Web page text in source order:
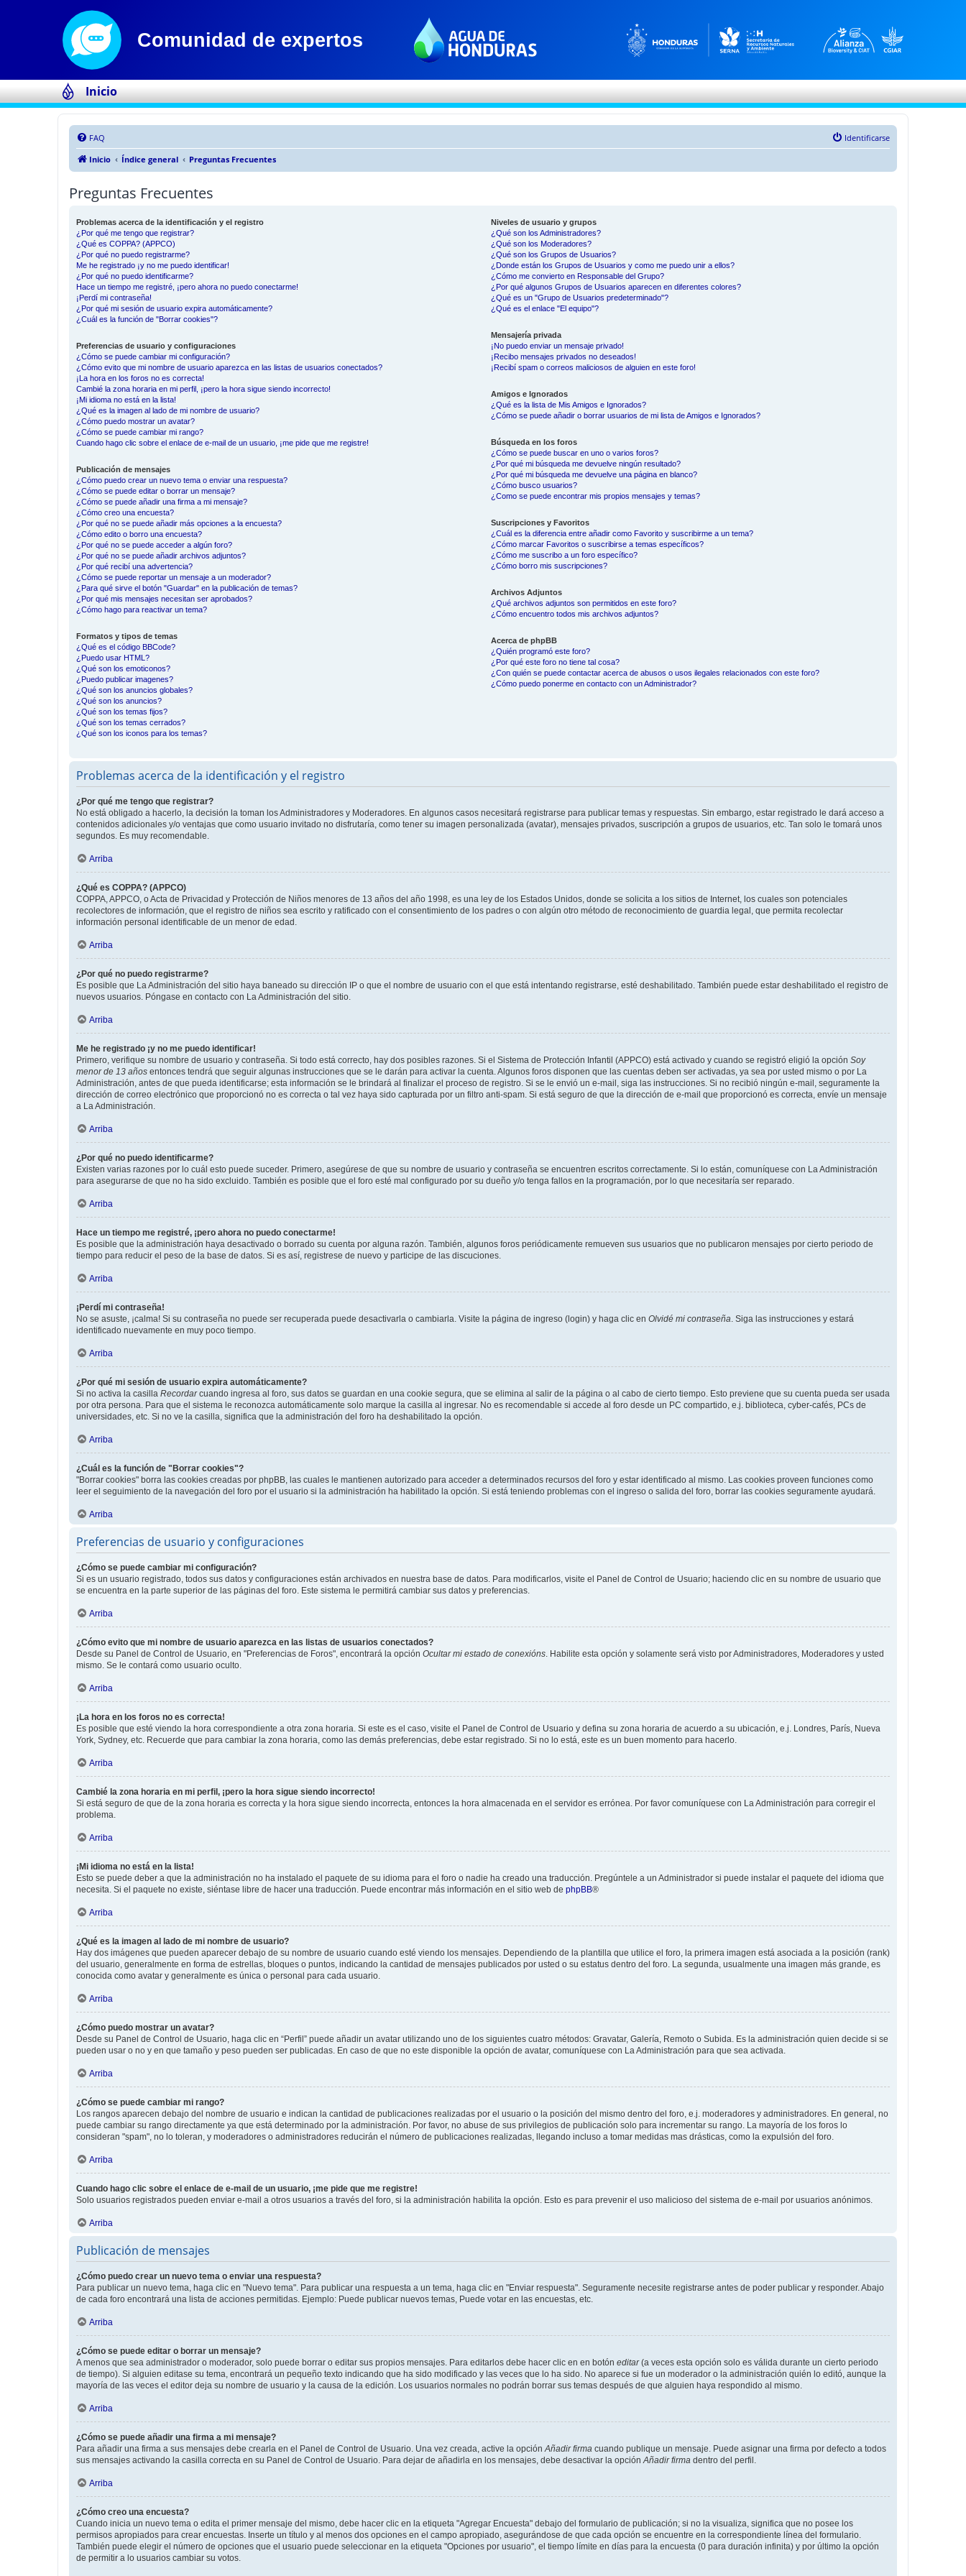
Inicio
FAQ
Identificarse
Inicio
Índice general Preguntas Frecuentes
Preguntas Frecuentes
Problemas acerca de la identificación y el registro
¿Por qué me tengo que registrar?
¿Qué es COPPA? (APPCO)
¿Por qué no puedo registrarme?
Me he registrado ¡y no me puedo identificar!
¿Por qué no puedo identificarme?
Hace un tiempo me registré, ¡pero ahora no puedo conectarme!
¡Perdí mi contraseña!
¿Por qué mi sesión de usuario expira automáticamente?
¿Cuál es la función de "Borrar cookies"?
Preferencias de usuario y configuraciones
¿Cómo se puede cambiar mi configuración?
¿Cómo evito que mi nombre de usuario aparezca en las listas de usuarios conectados?
¡La hora en los foros no es correcta!
Cambié la zona horaria en mi perfil, ¡pero la hora sigue siendo incorrecto!
¡Mi idioma no está en la lista!
¿Qué es la imagen al lado de mi nombre de usuario?
¿Cómo puedo mostrar un avatar?
¿Cómo se puede cambiar mi rango?
Cuando hago clic sobre el enlace de e-mail de un usuario, ¡me pide que me registre!
Publicación de mensajes
¿Cómo puedo crear un nuevo tema o enviar una respuesta?
¿Cómo se puede editar o borrar un mensaje?
¿Cómo se puede añadir una firma a mi mensaje?
¿Cómo creo una encuesta?
¿Por qué no se puede añadir más opciones a la encuesta?
¿Cómo edito o borro una encuesta?
¿Por qué no se puede acceder a algún foro?
¿Por qué no se puede añadir archivos adjuntos?
¿Por qué recibí una advertencia?
¿Cómo se puede reportar un mensaje a un moderador?
¿Para qué sirve el botón "Guardar" en la publicación de temas?
¿Por qué mis mensajes necesitan ser aprobados?
¿Cómo hago para reactivar un tema?
Formatos y tipos de temas
¿Qué es el código BBCode?
¿Puedo usar HTML?
¿Qué son los emoticonos?
¿Puedo publicar imagenes?
¿Qué son los anuncios globales?
¿Qué son los anuncios?
¿Qué son los temas fijos?
¿Qué son los temas cerrados?
¿Qué son los iconos para los temas?
Niveles de usuario y grupos
¿Qué son los Administradores?
¿Qué son los Moderadores?
¿Qué son los Grupos de Usuarios?
¿Donde están los Grupos de Usuarios y como me puedo unir a ellos?
¿Cómo me convierto en Responsable del Grupo?
¿Por qué algunos Grupos de Usuarios aparecen en diferentes colores?
¿Qué es un "Grupo de Usuarios predeterminado"?
¿Qué es el enlace "El equipo"?
Mensajería privada
¡No puedo enviar un mensaje privado!
¡Recibo mensajes privados no deseados!
¡Recibí spam o correos maliciosos de alguien en este foro!
Amigos e Ignorados
¿Qué es la lista de Mis Amigos e Ignorados?
¿Cómo se puede añadir o borrar usuarios de mi lista de Amigos e Ignorados?
Búsqueda en los foros
¿Cómo se puede buscar en uno o varios foros?
¿Por qué mi búsqueda me devuelve ningún resultado?
¿Por qué mi búsqueda me devuelve una página en blanco?
¿Cómo busco usuarios?
¿Como se puede encontrar mis propios mensajes y temas?
Suscripciones y Favoritos
¿Cuál es la diferencia entre añadir como Favorito y suscribirme a un tema?
¿Cómo marcar Favoritos o suscribirse a temas específicos?
¿Cómo me suscribo a un foro específico?
¿Cómo borro mis suscripciones?
Archivos Adjuntos
¿Qué archivos adjuntos son permitidos en este foro?
¿Cómo encuentro todos mis archivos adjuntos?
Acerca de phpBB
¿Quién programó este foro?
¿Por qué este foro no tiene tal cosa?
¿Con quién se puede contactar acerca de abusos o usos ilegales relacionados con este foro?
¿Cómo puedo ponerme en contacto con un Administrador?
Problemas acerca de la identificación y el registro
¿Por qué me tengo que registrar?
No está obligado a hacerlo, la decisión la toman los Administradores y Moderadores. En algunos casos necesitará registrarse para publicar temas y respuestas. Sin embargo, estar registrado le dará acceso a
contenidos adicionales y/o ventajas que como usuario invitado no disfrutaría, como tener su imagen personalizada (avatar), mensajes privados, suscripción a grupos de usuarios, etc. Tan solo le tomará unos
segundos. Es muy recomendable.
Arriba
¿Qué es COPPA? (APPCO)
COPPA, APPCO, o Acta de Privacidad y Protección de Niños menores de 13 años del año 1998, es una ley de los Estados Unidos, donde se solicita a los sitios de Internet, los cuales son potenciales
recolectores de información, que el registro de niños sea escrito y ratificado con el consentimiento de los padres o con algún otro método de reconocimiento de guardia legal, que permita recolectar
información personal identificable de un menor de edad.
Arriba
¿Por qué no puedo registrarme?
Es posible que La Administración del sitio haya baneado su dirección IP o que el nombre de usuario con el que está intentando registrarse, esté deshabilitado. También puede estar deshabilitado el registro de
nuevos usuarios. Póngase en contacto con La Administración del sitio.
Arriba
Me he registrado ¡y no me puedo identificar!
Primero, verifique su nombre de usuario y contraseña. Si todo está correcto, hay dos posibles razones. Si el Sistema de Protección Infantil (APPCO) está activado y cuando se registró eligió la opción Soy
menor de 13 años entonces tendrá que seguir algunas instrucciones que se le darán para activar la cuenta. Algunos foros disponen que las cuentas deben ser activadas, ya sea por usted mismo o por La
Administración, antes de que pueda identificarse; esta información se le brindará al finalizar el proceso de registro. Si se le envió un e-mail, siga las instrucciones. Si no recibió ningún e-mail, seguramente la
dirección de correo electrónico que proporcionó no es correcta o tal vez haya sido capturada por un filtro anti-spam. Si está seguro de que la dirección de e-mail que proporcionó es correcta, envíe un mensaje
a La Administración.
Arriba
¿Por qué no puedo identificarme?
Existen varias razones por lo cuál esto puede suceder. Primero, asegúrese de que su nombre de usuario y contraseña se encuentren escritos correctamente. Si lo están, comuníquese con La Administración
para asegurarse de que no ha sido excluido. También es posible que el foro esté mal configurado por su dueño y/o tenga fallos en la programación, por lo que necesitaría ser reparado.
Arriba
Hace un tiempo me registré, ¡pero ahora no puedo conectarme!
Es posible que la administración haya desactivado o borrado su cuenta por alguna razón. También, algunos foros periódicamente remueven sus usuarios que no publicaron mensajes por cierto periodo de
tiempo para reducir el peso de la base de datos. Si es así, registrese de nuevo y participe de las discuciones.
Arriba
¡Perdí mi contraseña!
No se asuste, ¡calma! Si su contraseña no puede ser recuperada puede desactivarla o cambiarla. Visite la página de ingreso (login) y haga clic en Olvidé mi contraseña. Siga las instrucciones y estará
identificado nuevamente en muy poco tiempo.
Arriba
¿Por qué mi sesión de usuario expira automáticamente?
Si no activa la casilla Recordarcuando ingresa al foro, sus datos se guardan en una cookie segura, que se elimina al salir de la página o al cabo de cierto tiempo. Esto previene que su cuenta pueda ser usada
por otra persona. Para que el sistema le reconozca automáticamente solo marque la casilla al ingresar. No es recomendable si accede al foro desde un PC compartido, e.j. biblioteca, cyber-cafés, PCs de
universidades, etc. Si no ve la casilla, significa que la administración del foro ha deshabilitado la opción.
Arriba
¿Cuál es la función de "Borrar cookies"?
"Borrar cookies" borra las cookies creadas por phpBB, las cuales le mantienen autorizado para acceder a determinados recursos del foro y estar identificado al mismo. Las cookies proveen funciones como
leer el seguimiento de la navegación del foro por el usuario si la administración ha habilitado la opción. Si está teniendo problemas con el ingreso o salida del foro, borrar las cookies seguramente ayudará.
Arriba
Preferencias de usuario y configuraciones
¿Cómo se puede cambiar mi configuración?
Si es un usuario registrado, todos sus datos y configuraciones están archivados en nuestra base de datos. Para modificarlos, visite el Panel de Control de Usuario; haciendo clic en su nombre de usuario que
se encuentra en la parte superior de las páginas del foro. Este sistema le permitirá cambiar sus datos y preferencias.
Arriba
¿Cómo evito que mi nombre de usuario aparezca en las listas de usuarios conectados?
Desde su Panel de Control de Usuario, en "Preferencias de Foros", encontrará la opción Ocultar mi estado de conexións. Habilite esta opción y solamente será visto por Administradores, Moderadores y usted
mismo. Se le contará como usuario oculto.
Arriba
¡La hora en los foros no es correcta!
Es posible que esté viendo la hora correspondiente a otra zona horaria. Si este es el caso, visite el Panel de Control de Usuario y defina su zona horaria de acuerdo a su ubicación, e.j. Londres, París, Nueva
York, Sydney, etc. Recuerde que para cambiar la zona horaria, como las demás preferencias, debe estar registrado. Si no lo está, este es un buen momento para hacerlo.
Arriba
Cambié la zona horaria en mi perfil, ¡pero la hora sigue siendo incorrecto!
Si está seguro de que de la zona horaria es correcta y la hora sigue siendo incorrecta, entonces la hora almacenada en el servidor es errónea. Por favor comuníquese con La Administración para corregir el
problema.
Arriba
¡Mi idioma no está en la lista!
Esto se puede deber a que la administración no ha instalado el paquete de su idioma para el foro o nadie ha creado una traducción. Pregúntele a un Administrador si puede instalar el paquete del idioma que
necesita. Si el paquete no existe, siéntase libre de hacer una traducción. Puede encontrar más información en el sitio web de phpBB®
Arriba
¿Qué es la imagen al lado de mi nombre de usuario?
Hay dos imágenes que pueden aparecer debajo de su nombre de usuario cuando esté viendo los mensajes. Dependiendo de la plantilla que utilice el foro, la primera imagen está asociada a la posición (rank)
del usuario, generalmente en forma de estrellas, bloques o puntos, indicando la cantidad de mensajes publicados por usted o su estatus dentro del foro. La segunda, usualmente una imagen más grande, es
conocida como avatar y generalmente es única o personal para cada usuario.
Arriba
¿Cómo puedo mostrar un avatar?
Desde su Panel de Control de Usuario, haga clic en “Perfil” puede añadir un avatar utilizando uno de los siguientes cuatro métodos: Gravatar, Galería, Remoto o Subida. Es la administración quien decide si se
pueden usar o no y en que tamaño y peso pueden ser publicadas. En caso de que no este disponible la opción de avatar, comuníquese con La Administración para que sea activada.
Arriba
¿Cómo se puede cambiar mi rango?
Los rangos aparecen debajo del nombre de usuario e indican la cantidad de publicaciones realizadas por el usuario o la posición del mismo dentro del foro, e.j. moderadores y administradores. En general, no
puede cambiar su rango directamente ya que está determinado por la administración. Por favor, no abuse de sus privilegios de publicación solo para incrementar su rango. La mayoría de los foros lo
consideran "spam", no lo toleran, y moderadores o administradores reducirán el número de publicaciones realizadas, llegando incluso a tomar medidas mas drásticas, como la expulsión del foro.
Arriba
Cuando hago clic sobre el enlace de e-mail de un usuario, ¡me pide que me registre!
Solo usuarios registrados pueden enviar e-mail a otros usuarios a través del foro, si la administración habilita la opción. Esto es para prevenir el uso malicioso del sistema de e-mail por usuarios anónimos.
Arriba
Publicación de mensajes
¿Cómo puedo crear un nuevo tema o enviar una respuesta?
Para publicar un nuevo tema, haga clic en "Nuevo tema". Para publicar una respuesta a un tema, haga clic en "Enviar respuesta". Seguramente necesite registrarse antes de poder publicar y responder. Abajo
de cada foro encontrará una lista de acciones permitidas. Ejemplo: Puede publicar nuevos temas, Puede votar en las encuestas, etc.
Arriba
¿Cómo se puede editar o borrar un mensaje?
A menos que sea administrador o moderador, solo puede borrar o editar sus propios mensajes. Para editarlos debe hacer clic en en botón editar(a veces esta opción solo es válida durante un cierto periodo
de tiempo). Si alguien editase su tema, encontrará un pequeño texto indicando que ha sido modificado y las veces que lo ha sido. No aparece si fue un moderador o la administración quién lo editó, aunque la
mayoría de las veces el editor deja su nombre de usuario y la causa de la edición. Los usuarios normales no podrán borrar sus temas después de que alguien haya respondido al mismo.
Arriba
¿Cómo se puede añadir una firma a mi mensaje?
Para añadir una firma a sus mensajes debe crearla en el Panel de Control de Usuario. Una vez creada, active la opciónAñadir firma cuando publique un mensaje. Puede asignar una firma por defecto a todos
sus mensajes activando la casilla correcta en su Panel de Control de Usuario. Para dejar de añadirla en los mensajes, debe desactivar la opciónAñadir firma dentro del perfil.
Arriba
¿Cómo creo una encuesta?
Cuando inicia un nuevo tema o edita el primer mensaje del mismo, debe hacer clic en la etiqueta "Agregar Encuesta" debajo del formulario de publicación; si no la visualiza, significa que no posee los
permisos apropiados para crear encuestas. Inserte un título y al menos dos opciones en el campo apropiado, asegurándose de que cada opción se encuentre en la correspondiente línea del formulario.
También puede elegir el número de opciones que el usuario puede seleccionar en la etiqueta "Opciones por usuario", el tiempo límite en días para la encuesta (0 para duración infinita) y por último la opción
de permitir a lo usuarios cambiar su votos.